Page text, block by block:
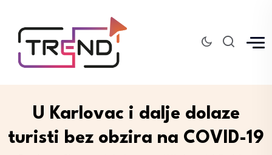
U Karlovac i dalje dolaze
turisti bez obzira na COVID-19